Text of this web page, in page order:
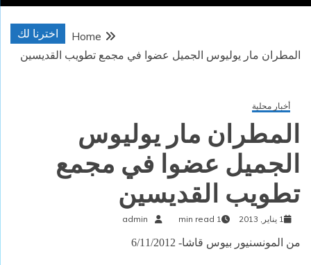
اخترنا لك
Home
المطران مار يوليوس الجميل عضوا في مجمع تطويب القديسين
أخبار محلية
المطران مار يوليوس
الجميل عضوا في مجمع
تطويب القديسين
1 يناير, 2013 1 min read
admin
من المونسنيور بيوس قاشا- 6/11/2012